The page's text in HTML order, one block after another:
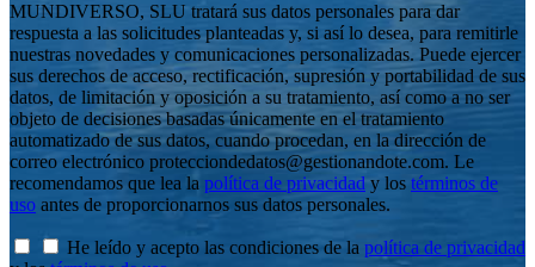
MUNDIVERSO, SLU tratará sus datos personales para dar
respuesta a las solicitudes planteadas y, si así lo desea, para remitirle
nuestras novedades y comunicaciones personalizadas. Puede ejercer
sus derechos de acceso, rectificación, supresión y portabilidad de sus
datos, de limitación y oposición a su tratamiento, así como a no ser
objeto de decisiones basadas únicamente en el tratamiento
automatizado de sus datos, cuando procedan, en la dirección de
correo electrónico protecciondedatos@gestionandote.com. Le
recomendamos que lea la política de privacidad y los términos de
uso antes de proporcionarnos sus datos personales.
He leído y acepto las condiciones de la política de privacidad